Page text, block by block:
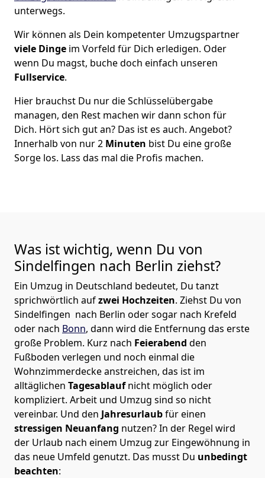
unterwegs.
Wir können als Dein kompetenter Umzugspartner
viele Dinge im Vorfeld für Dich erledigen. Oder
wenn Du magst, buche doch einfach unseren
Fullservice.
Hier brauchst Du nur die Schlüsselübergabe
managen, den Rest machen wir dann schon für
Dich. Hört sich gut an? Das ist es auch. Angebot?
Innerhalb von nur 2 Minuten bist Du eine große
Sorge los. Lass das mal die Profis machen.
Was ist wichtig, wenn Du von
Sindelfingen nach Berlin ziehst?
Ein Umzug in Deutschland bedeutet, Du tanzt
sprichwörtlich aufzwei Hochzeiten. Ziehst Du von
Sindelfingen nach Berlin oder sogar nach Krefeld
oder nach Bonn, dann wird die Entfernung das erste
große Problem. Kurz nach Feierabend den
Fußboden verlegen und noch einmal die
Wohnzimmerdecke anstreichen, das ist im
alltäglichen Tagesablaufnicht möglich oder
kompliziert. Arbeit und Umzug sind so nicht
vereinbar. Und den Jahresurlaubfür einen
stressigen Neuanfang nutzen? In der Regel wird
der Urlaub nach einem Umzug zur Eingewöhnung in
das neue Umfeld genutzt. Das musst Du unbedingt
beachten: